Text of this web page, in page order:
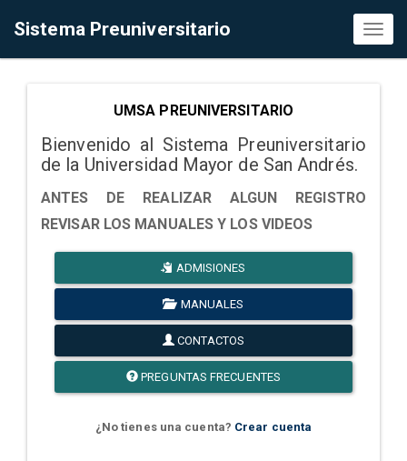
Sistema Preuniversitario
UMSA PREUNIVERSITARIO
Bienvenido al Sistema Preuniversitario
de la Universidad Mayor de San Andrés.
ANTES DE REALIZAR ALGUN REGISTRO
REVISAR LOS MANUALES Y LOS VIDEOS
ADMISIONES
MANUALES
CONTACTOS
PREGUNTAS FRECUENTES
¿No tienes una cuenta? Crear cuenta